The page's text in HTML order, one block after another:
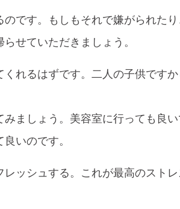
です。もしもそれで嫌がられた
せていただきましょう。
れるはずです。二人の子供です
ましょう。美容室に行っても良い
いのです。
ッシュする。これが最高のスト